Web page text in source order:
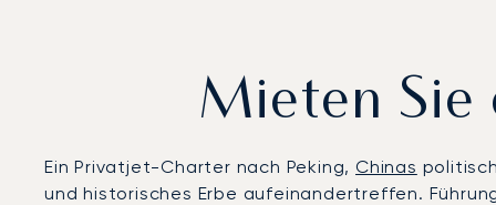
Mieten Sie
Ein Privatjet-Charter nach Peking,Chinas
und historisches Erbe aufeinandertreffen.